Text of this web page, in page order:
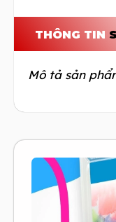
THÔNG TIN
Mô tả sản